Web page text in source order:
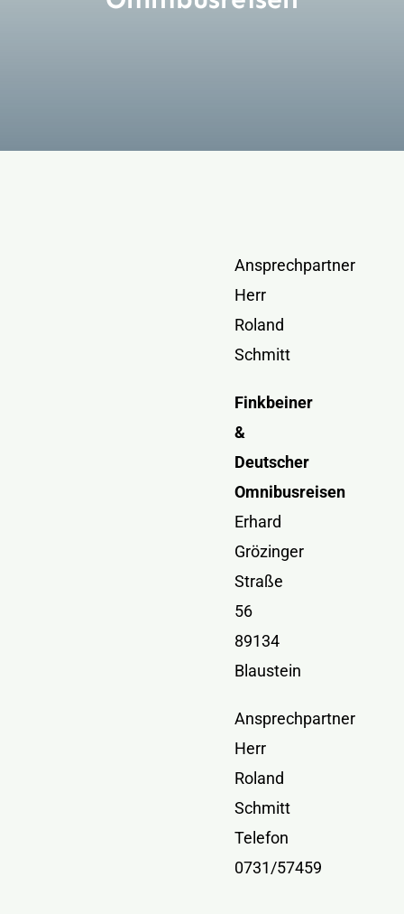
Ansprechpartner
Herr
Roland
Schmitt
Finkbeiner
&
Deutscher
Omnibusreisen
Erhard
Grözinger
Straße
56
89134
Blaustein
Ansprechpartner
Herr
Roland
Schmitt
Telefon
0731/57459